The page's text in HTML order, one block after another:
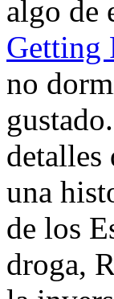
algo de
Getting
no
detalles
una
de los
droga,